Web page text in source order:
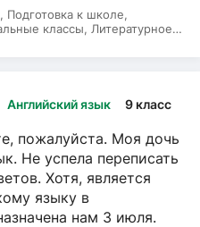
Подготовка к школе,
классы, Литературное
Английский язык 9 класс
пожалуйста. Моя дочь
Не успела переписать
Хотя, является
языку в
нам 3 июля.